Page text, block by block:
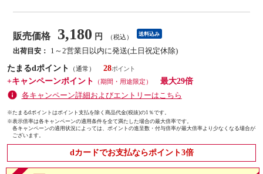
販売価格 3,180 円 （税込） 送料込み
出荷目安：
1～2営業日以内に発送(土日祝定休除)
たまるdポイント
（通常）
28
+キャンペーンポイント
（期間・用途限定）
最大29倍
各キャンペーン詳細およびエントリーはこちら
※たまるdポイントはポイント支払を除く商品代金(税抜)の1％です。
※表示倍率は各キャンペーンの適用条件を全て満たした場合の最大倍率です。
各キャンペーンの適用状況によっては、ポイントの進呈数・付与倍率が最大倍率より少なくなる場合が
ございます。
dカードでお支払ならポイント3倍